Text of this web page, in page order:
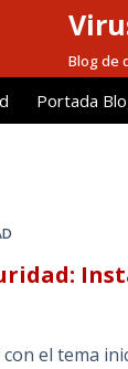
Blog de
Portada
el tema